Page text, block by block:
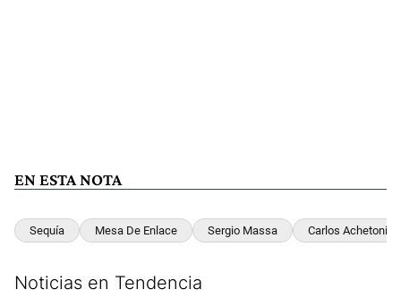
EN ESTA NOTA
Sequía Mesa De Enlace Sergio Massa Carlos Achetoni
Noticias en Tendencia